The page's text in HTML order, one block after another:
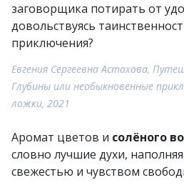
заговорщика потирать от
довольствуясь
приключения?
Евгения Сергеевна Астахова,
Глубины или необыкновенные
ложки, 2021
Аромат цветов и солёного
словно лучшие духи,
свежестью и чувством